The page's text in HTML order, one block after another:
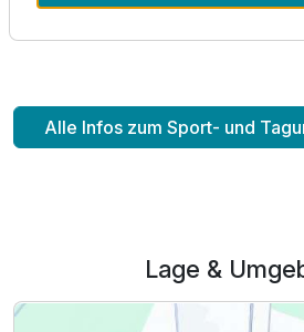
Alle Infos zum Sport- und
Lage &